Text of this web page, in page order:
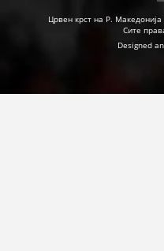
Црвен крст на Р.
Сите
Designed